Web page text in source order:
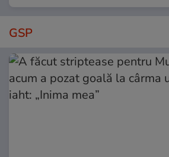
GSP